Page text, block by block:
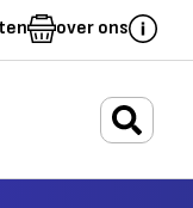
over ons